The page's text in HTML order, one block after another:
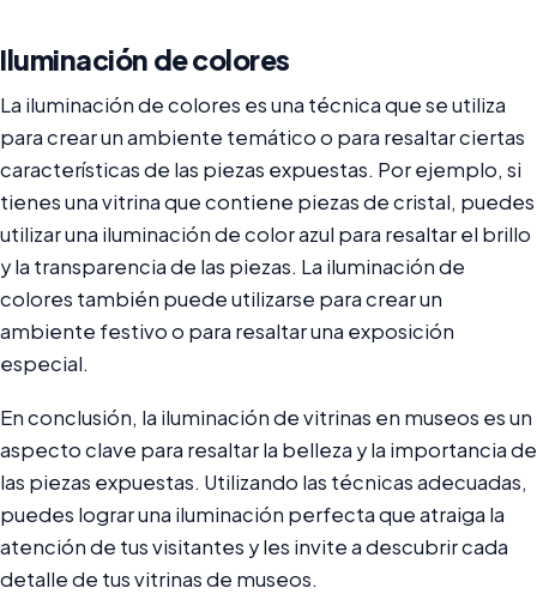
Iluminación de colores
La iluminación de colores es una técnica que se utiliza
para crear un ambiente temático o para resaltar ciertas
características de las piezas expuestas. Por ejemplo, si
tienes una vitrina que contiene piezas de cristal, puedes
utilizar una iluminación de color azul para resaltar el brillo
y la transparencia de las piezas. La iluminación de
colores también puede utilizarse para crear un
ambiente festivo o para resaltar una exposición
especial.
En conclusión, la iluminación de vitrinas en museos es un
aspecto clave para resaltar la belleza y la importancia de
las piezas expuestas. Utilizando las técnicas adecuadas,
puedes lograr una iluminación perfecta que atraiga la
atención de tus visitantes y les invite a descubrir cada
detalle de tus vitrinas de museos.